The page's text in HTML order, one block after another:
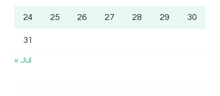
24 25 26 27 28 29 30
31
« Jul